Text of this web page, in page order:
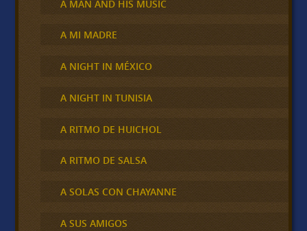
A MAN AND HIS MUSIC
A MI MADRE
A NIGHT IN MÉXICO
A NIGHT IN TUNISIA
A RITMO DE HUICHOL
A RITMO DE SALSA
A SOLAS CON CHAYANNE
A SUS AMIGOS